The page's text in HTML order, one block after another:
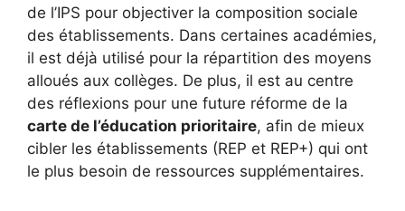
de l’IPS pour objectiver la composition sociale
des établissements. Dans certaines académies,
il est déjà utilisé pour la répartition des moyens
alloués aux collèges. De plus, il est au centre
des réflexions pour une future réforme de la
carte de l’éducation prioritaire, afin de mieux
cibler les établissements (REP et REP+) qui ont
le plus besoin de ressources supplémentaires.